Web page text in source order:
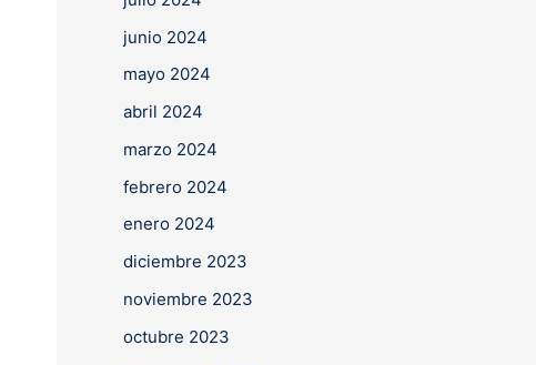
junio 2024
mayo 2024
abril 2024
marzo 2024
febrero 2024
enero 2024
diciembre 2023
noviembre 2023
octubre 2023